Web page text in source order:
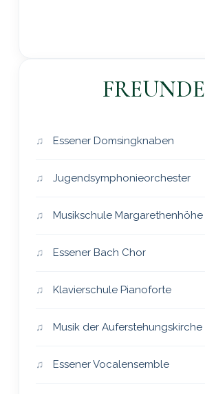
FREUNDE
Essener Domsingknaben
Jugendsymphonieorchester
Musikschule Margarethenhöhe
Essener Bach Chor
Klavierschule Pianoforte
Musik der Auferstehungskirche
Essener Vocalensemble